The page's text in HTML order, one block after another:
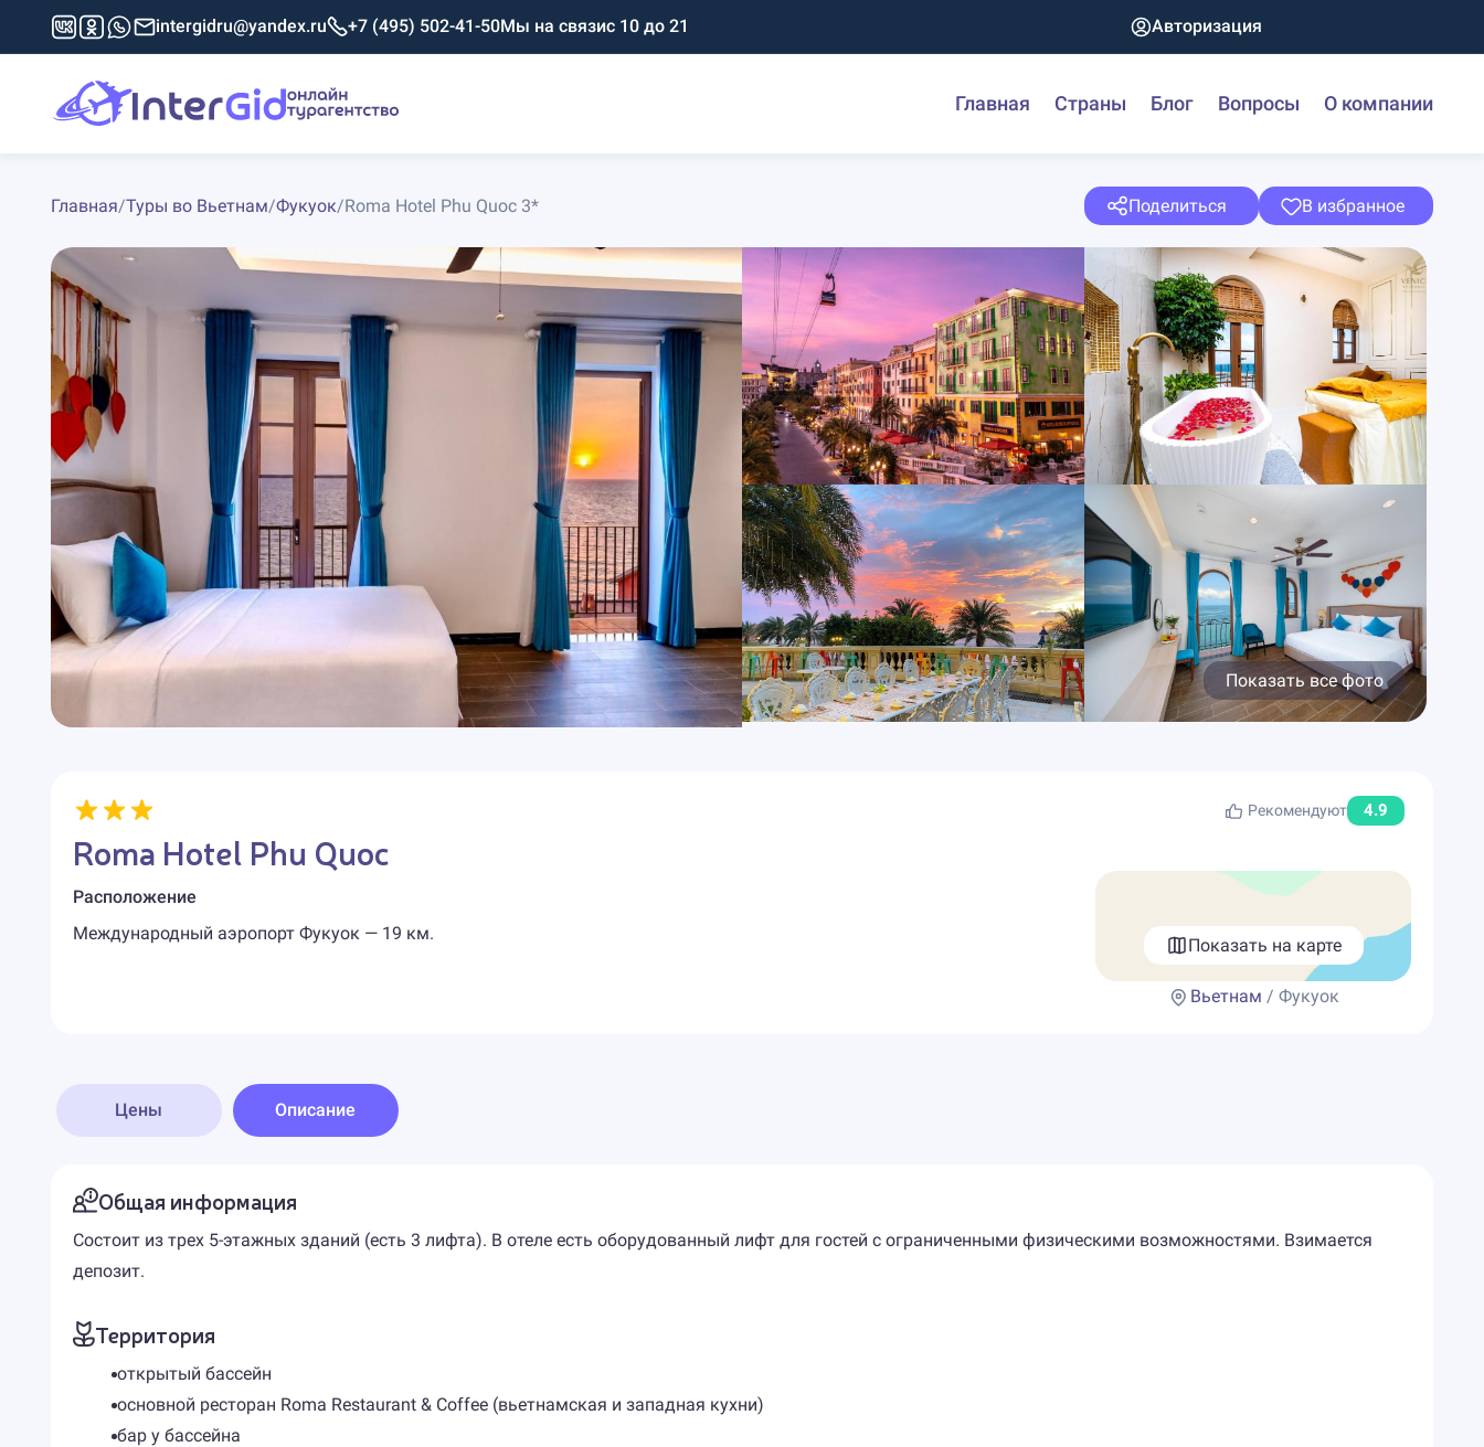
intergidru@yandex.ru +7 (495) 502-41-50Мы на связис 10 до 21 Авторизация
Главная Страны Блог Вопросы О компании
Главная/Туры во Вьетнам/Фукуок/Roma Hotel Phu Quoc 3* Поделиться В избранное
Показать все фото
Рекомендуют 4.9
Roma Hotel Phu Quoc
Расположение
Международный аэропорт Фукуок — 19 км.
Показать на карте
Вьетнам / Фукуок
Цены Описание
Общая информация
Состоит из трех 5-этажных зданий (есть 3 лифта). В отеле есть оборудованный лифт для гостей с ограниченными физическими возможностями. Взимается
депозит.
Территория
открытый бассейн
основной ресторан Roma Restaurant & Coffee (вьетнамская и западная кухни)
бар у бассейна